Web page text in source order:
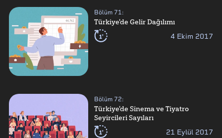
Bölüm 71:
Türkiye'de Gelir Dağılımı
1' 4 Ekim 2017
Bölüm 72:
Türkiye'de Sinema ve Tiyatro
Seyircileri Sayıları
1' 21 Eylül 2017